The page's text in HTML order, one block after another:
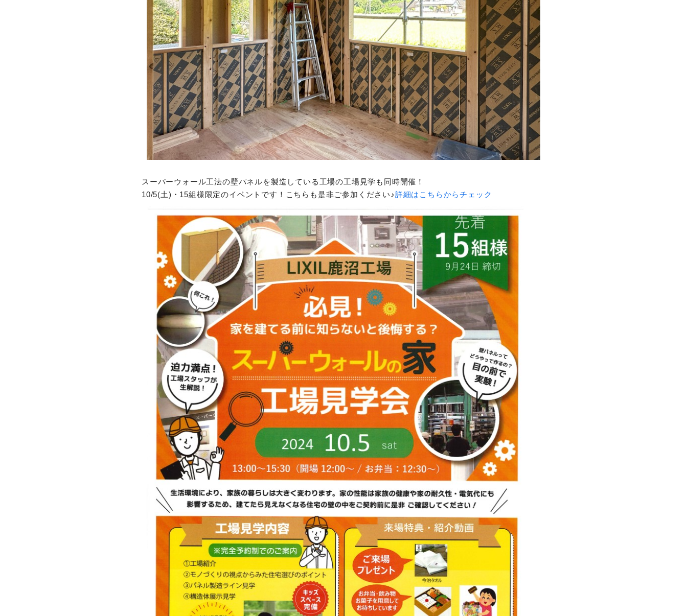
スーパーウォール工法の壁パネルを製造している工場の工場見学も同時開催！
10/5(土)・15組様限定のイベントです！こちらも是非ご参加ください♪詳細はこちらからチェック